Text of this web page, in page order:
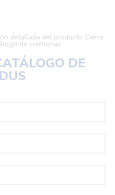
detallada del producto Cierre
de cremonas.
DE